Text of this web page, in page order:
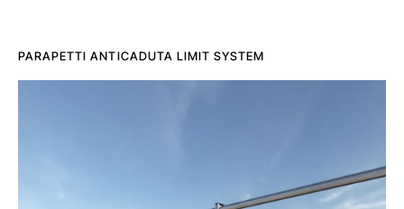
PARAPETTI ANTICADUTA LIMIT SYSTEM